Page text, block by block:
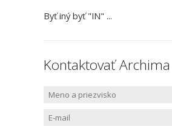
Byť iný byť "IN" ...
Kontaktovať